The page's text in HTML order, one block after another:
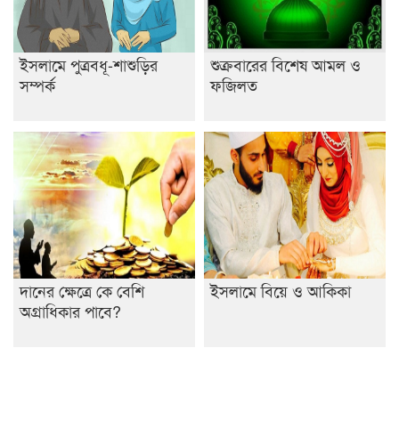
ইসলামে পুত্রবধূ-শাশুড়ির
সম্পর্ক
শুক্রবারের বিশেষ আমল ও
ফজিলত
দানের ক্ষেত্রে কে বেশি
অগ্রাধিকার পাবে?
ইসলামে বিয়ে ও আকিকা